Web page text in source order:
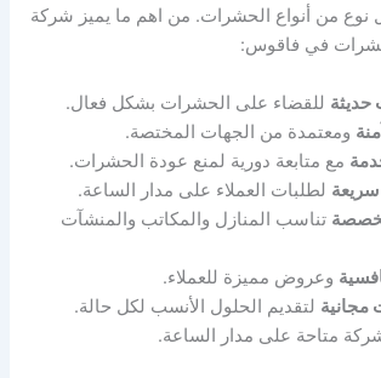
نوع من أنواع الحشرات. من اهم ما يميز شركة
في فاقوس:
حديثة للقضاء على الحشرات بشكل فعال.
ومعتمدة من الجهات المختصة.
مع متابعة دورية لمنع عودة الحشرات.
لطلبات العملاء على مدار الساعة.
تناسب المنازل والمكاتب والمنشآت
وعروض مميزة للعملاء.
مجانية لتقديم الحلول الأنسب لكل حالة.
متاحة على مدار الساعة.